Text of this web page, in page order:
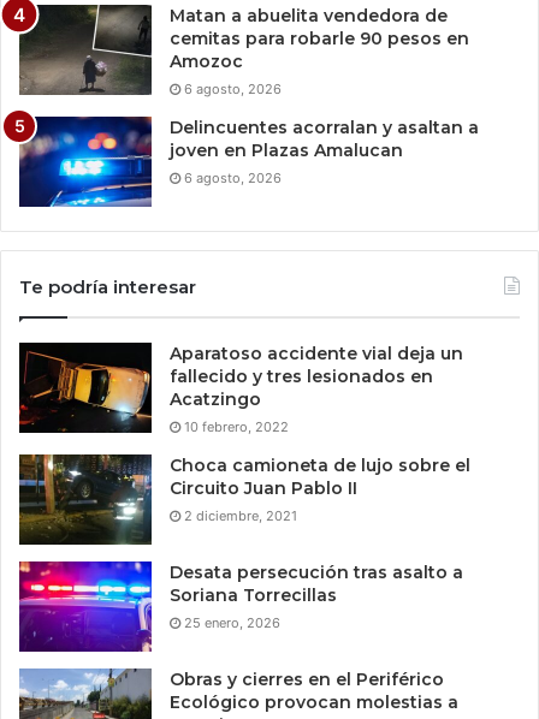
Matan a abuelita vendedora de
cemitas para robarle 90 pesos en
Amozoc
6 agosto, 2026
Delincuentes acorralan y asaltan a
joven en Plazas Amalucan
6 agosto, 2026
Te podría interesar
Aparatoso accidente vial deja un
fallecido y tres lesionados en
Acatzingo
10 febrero, 2022
Choca camioneta de lujo sobre el
Circuito Juan Pablo II
2 diciembre, 2021
Desata persecución tras asalto a
Soriana Torrecillas
25 enero, 2026
Obras y cierres en el Periférico
Ecológico provocan molestias a